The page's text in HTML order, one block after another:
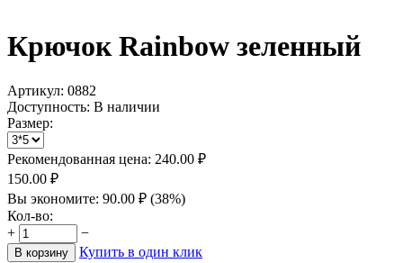
Крючок Rainbow зеленный
Артикул: 0882
Доступность: В наличии
Размер:
Рекомендованная цена: 240.00 ₽
150.00 ₽
Вы экономите: 90.00 ₽ (38%)
Кол-во:
+
−
В корзину Купить в один клик